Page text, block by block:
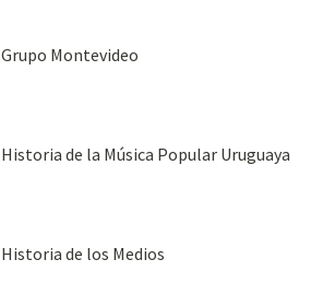
Grupo Montevideo
Historia de la Música Popular Uruguaya
Historia de los Medios